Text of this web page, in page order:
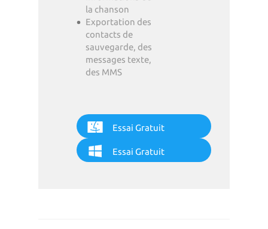
la chanson
Exportation des
contacts de
sauvegarde, des
messages texte,
des MMS
Essai Gratuit
Essai Gratuit